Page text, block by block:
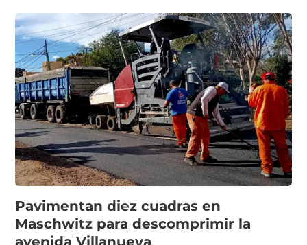
Pavimentan diez cuadras en
Maschwitz para descomprimir la